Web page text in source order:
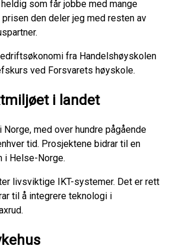
som får jobbe med mange
den deler jeg med resten av
fra Handelshøyskolen
ved Forsvarets høyskole.
i landet
med over hundre pågående
tid. Prosjektene bidrar til en
i Helse-Norge.
livsviktige IKT-systemer. Det er rett
til å integrere teknologi i